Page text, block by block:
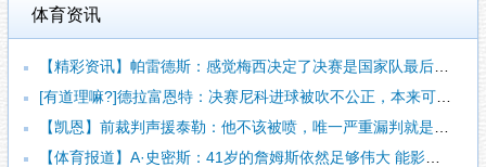
体育资讯
【精彩资讯】帕雷德斯：感觉梅西决定了决赛是国家队最后一战，我
[有道理嘛?]德拉富恩特：决赛尼科进球被吹不公正，本来可以有
【凯恩】前裁判声援泰勒：他不该被喷，唯一严重漏判就是罗梅罗拉
【体育报道】A·史密斯：41岁的詹姆斯依然足够伟大 能影响一